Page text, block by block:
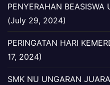
PENYERAHAN BEASISWA
(July 29, 2024)
PERINGATAN HARI
17, 2024)
SMK NU UNGARAN